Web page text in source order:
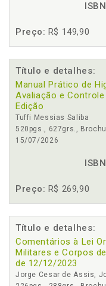
Preço: R$ 149,90
Título e detalhes:
Manual Prático de
Avaliação e
Edição
Tuffi Messias Saliba
520pgs., 627grs.,
15/07/2026
Preço: R$ 269,90
Título e detalhes:
Comentários à Lei
Militares e Corpos
de 12/12/2023
Jorge Cesar de Assis,